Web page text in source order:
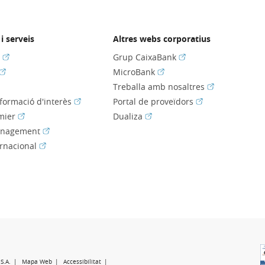
serveis
(Obre en finestra nova)
en finestra nova)
en finestra nova)
d'interès (Obre en finestra nova)
(Obre en finestra nova)
(Obre en finestra nova)
(Obre en finestra nova)
en finestra nova)
en finestra nova)
Altres webs corporatius
Grup CaixaBank(Obre en finestra nova)
MicroBank(Obre en finestra nova)
Treballa amb nosaltres(Obre en
Portal de proveïdors(Obre en finestra
Dualiza(Obre en finestra nova)
Mapa Web Accessibilitat